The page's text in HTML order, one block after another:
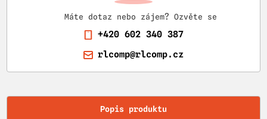
Máte dotaz nebo zájem? Ozvěte se
+420 602 340 387
rlcomp@rlcomp.cz
Popis produktu